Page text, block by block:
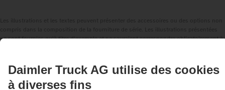
ne sont fournies qu'à titre d'exemple et ne sauraient correspondre obligatoirement à
peuvent également contenir des modèles, des prestations d'assistance, des services
et des produits qui ne sont pas proposés dans certains pays.